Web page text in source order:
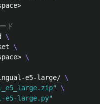
ド
\
\
\
e5-large/ \
\
e5-large.py"